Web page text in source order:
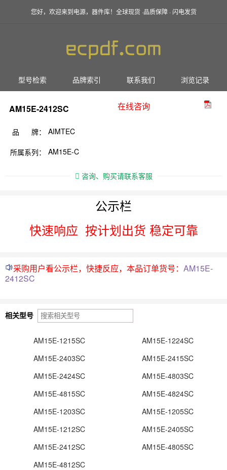
您好，欢迎来到电源，器件库！全球现货 ·品质保障 · 闪电发货
型号检索 品牌索引 联系我们 浏览记录
AM15E-2412SC 在线咨询
品 牌： AIMTEC
所属系列： AM15E-C
咨询、购买请联系客服
公示栏
快速响应 按计划出货 稳定可靠
采购用户看公示栏，快捷反应，本品订单货号： AM15E-
2412SC
相关型号
AM15E-1215SC
AM15E-1224SC
AM15E-2403SC
AM15E-2415SC
AM15E-2424SC
AM15E-4803SC
AM15E-4815SC
AM15E-4824SC
AM15E-1203SC
AM15E-1205SC
AM15E-1212SC
AM15E-2405SC
AM15E-2412SC
AM15E-4805SC
AM15E-4812SC